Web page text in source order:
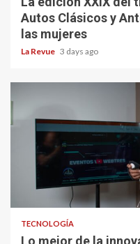
Autos Clásicos y
las mujeres
La Revue 3 days ago
TECNOLOGÍA
Lo mejor de la